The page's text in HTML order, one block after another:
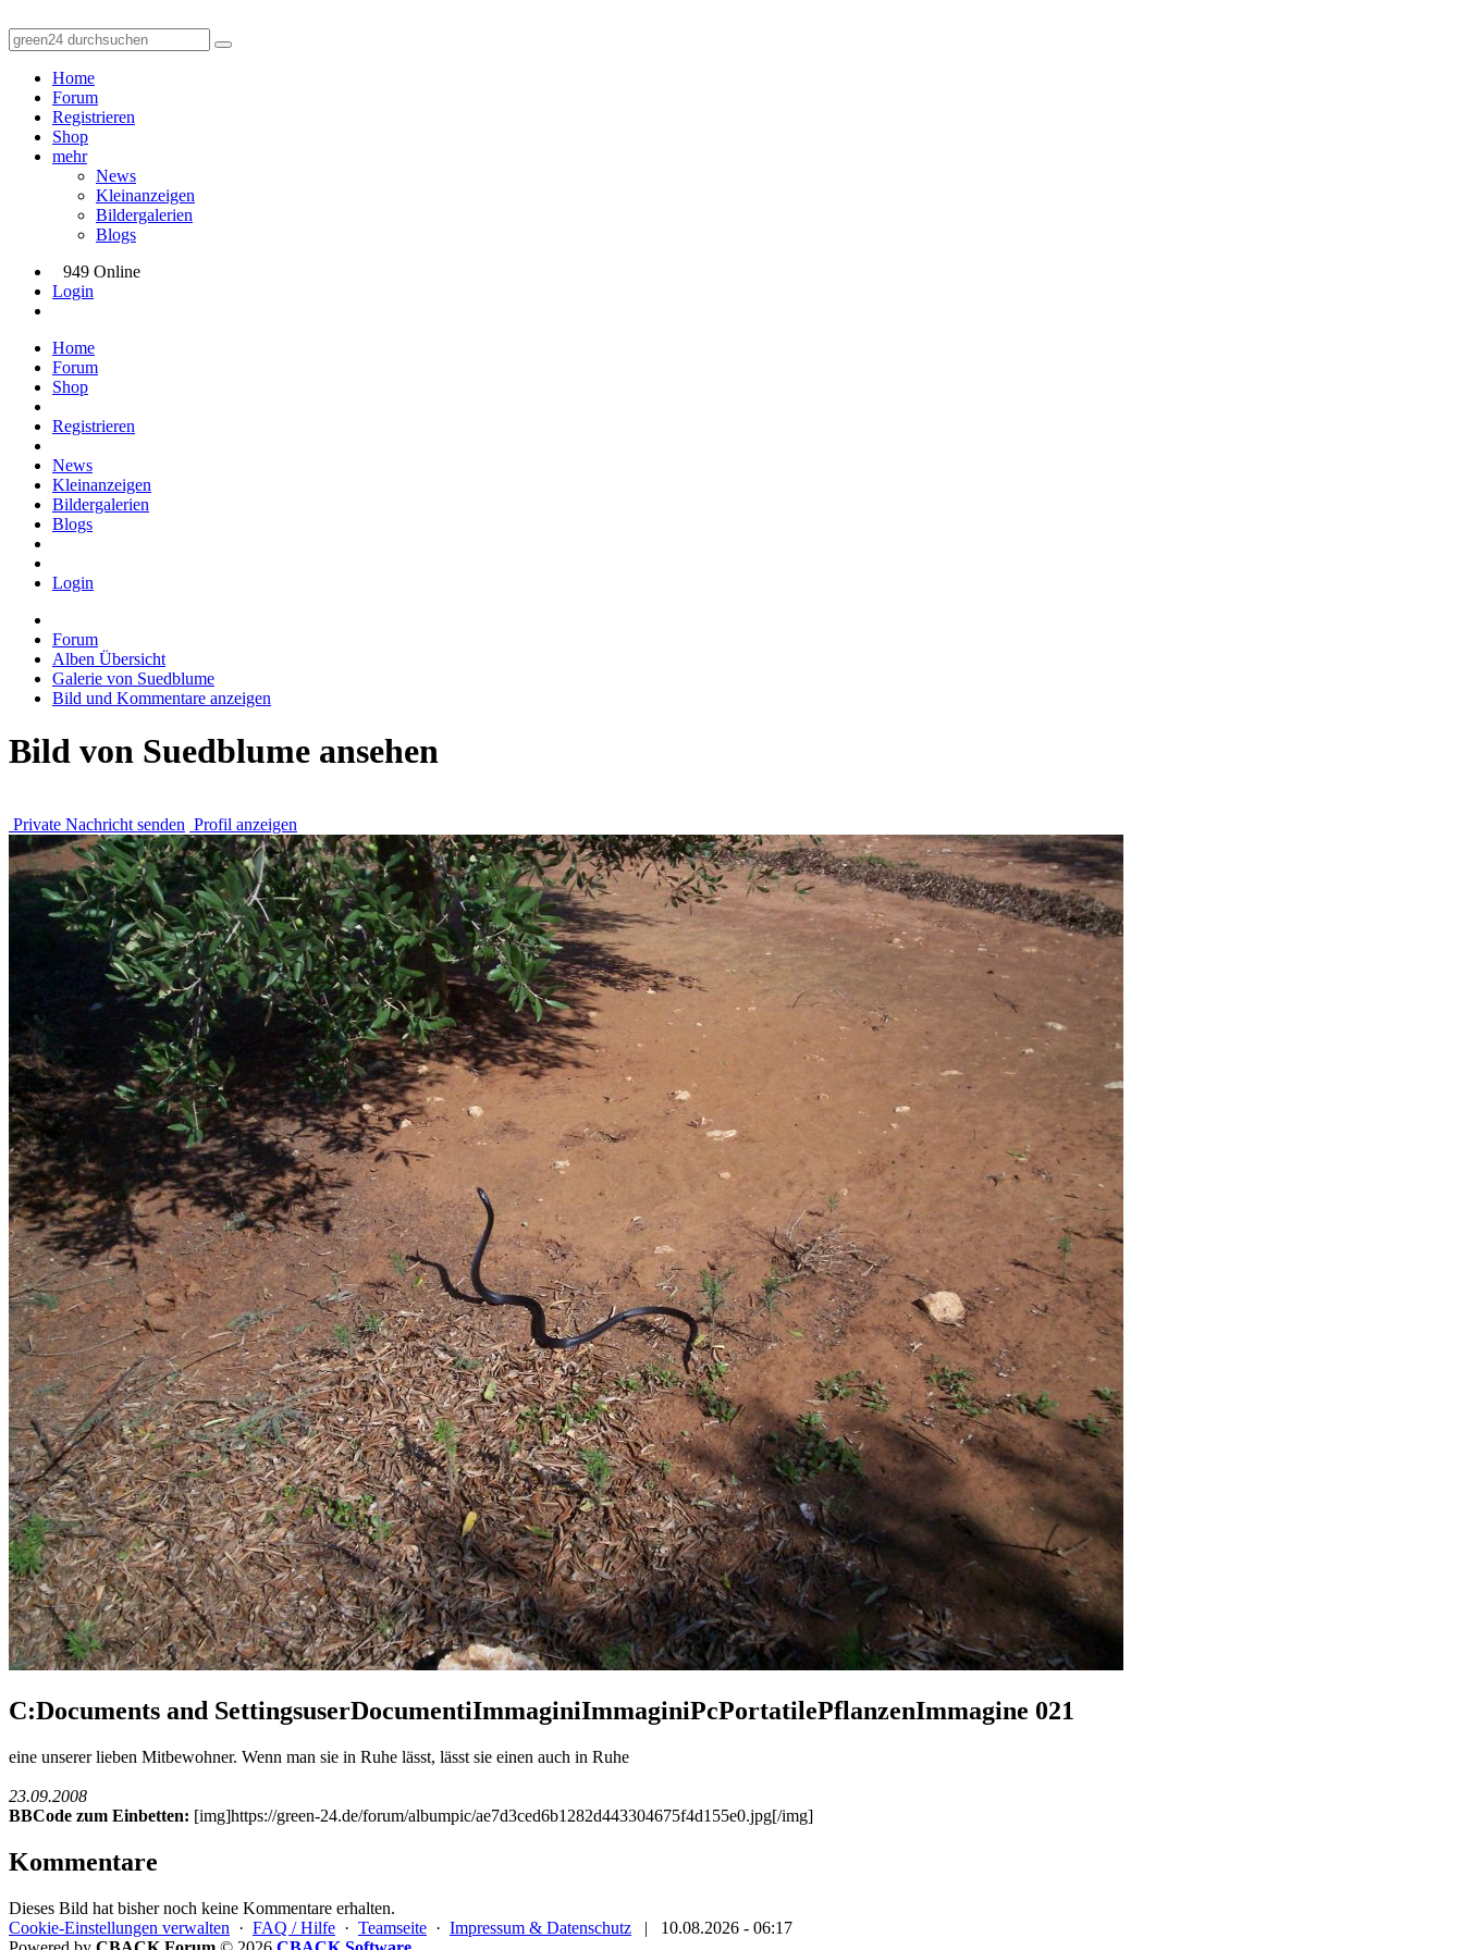
Home
Forum
Registrieren
Shop
mehr
News
Kleinanzeigen
Bildergalerien
Blogs
949 Online
Login
Home
Forum
Shop
Registrieren
News
Kleinanzeigen
Bildergalerien
Blogs
Login
Forum
Alben Übersicht
Galerie von Suedblume
Bild und Kommentare anzeigen
Bild von Suedblume ansehen
Private Nachricht senden Profil anzeigen
C:Documents and SettingsuserDocumentiImmaginiImmaginiPcPortatilePflanzenImmagine 021
eine unserer lieben Mitbewohner. Wenn man sie in Ruhe lässt, lässt sie einen auch in Ruhe
23.09.2008
BBCode zum Einbetten: [img]https://green-24.de/forum/albumpic/ae7d3ced6b1282d443304675f4d155e0.jpg[/img]
Kommentare
Dieses Bild hat bisher noch keine Kommentare erhalten.
Cookie-Einstellungen verwalten · FAQ / Hilfe · Teamseite · Impressum & Datenschutz |
10.08.2026 - 06:17